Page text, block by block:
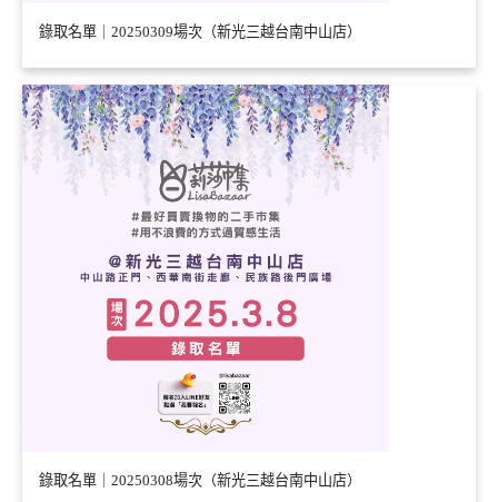
錄取名單｜20250309場次（新光三越台南中山店）
錄取名單｜20250308場次（新光三越台南中山店）